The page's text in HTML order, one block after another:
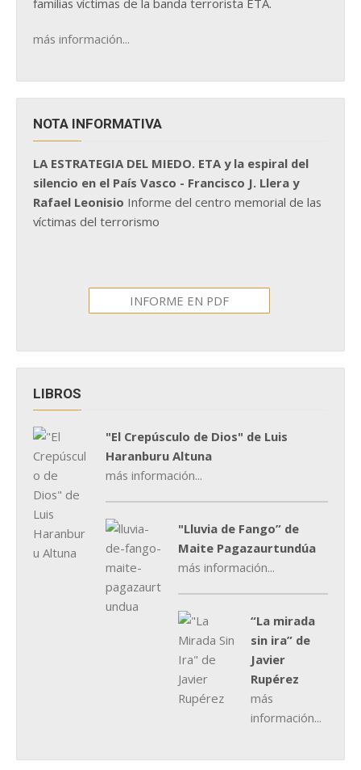
familias víctimas de la banda terrorista ETA.
más información...
NOTA INFORMATIVA
LA ESTRATEGIA DEL MIEDO. ETA y la espiral del
silencio en el País Vasco - Francisco J. Llera y
Rafael Leonisio Informe del centro memorial de las
víctimas del terrorismo
INFORME EN PDF
LIBROS
"El Crepúsculo de Dios" de Luis
Haranburu Altuna
más información...
"Lluvia de Fango” de
Maite Pagazaurtundúa
más información...
“La mirada
sin ira” de
Javier
Rupérez
más
información...